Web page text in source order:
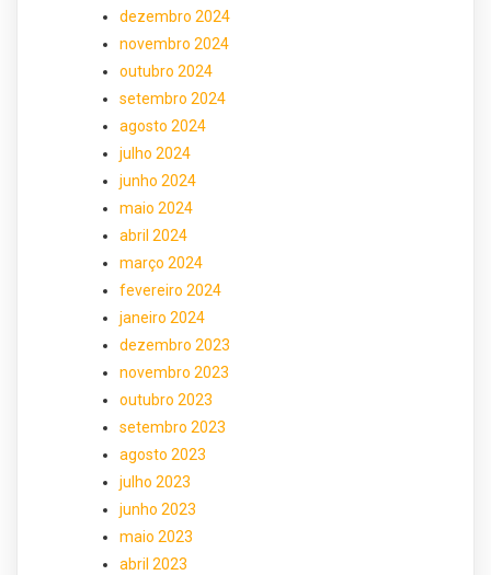
dezembro 2024
novembro 2024
outubro 2024
setembro 2024
agosto 2024
julho 2024
junho 2024
maio 2024
abril 2024
março 2024
fevereiro 2024
janeiro 2024
dezembro 2023
novembro 2023
outubro 2023
setembro 2023
agosto 2023
julho 2023
junho 2023
maio 2023
abril 2023